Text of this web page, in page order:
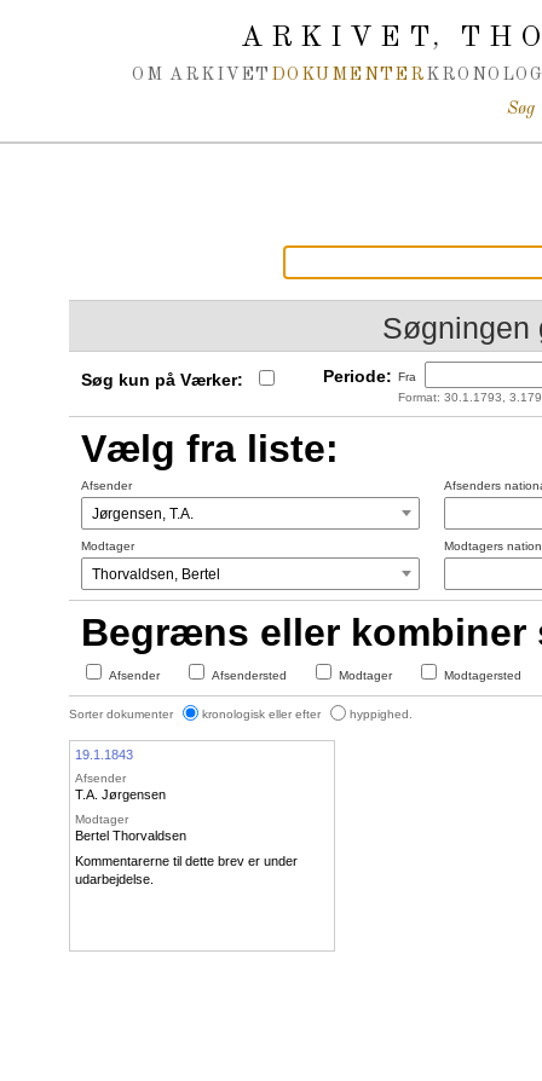
ARKIVET,
OM ARKIVET DOKUMENTER
Søg
Søgningen
Søg kun på Værker: Periode: Fra
Format: 30.1.1793,
Vælg fra liste:
Afsender Afsenders
Modtager Modtagers
Begræns eller kombiner
Afsender Afsendersted Modtager Modtagersted
Sorter dokumenter kronologisk eller efter hyppighed.
19.1.1843
Afsender
T.A. Jørgensen
Modtager
Bertel Thorvaldsen
Kommentarerne til dette brev er under
udarbejdelse.